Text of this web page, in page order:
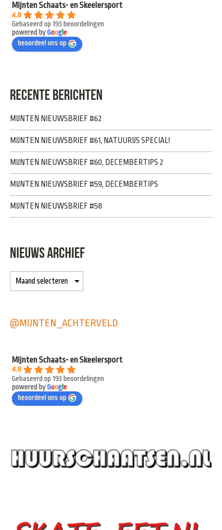
Mijnten Schaats- en Skeelersport
4.8
Gebaseerd op 193 beoordelingen
powered byGoogle
beoordeel ons op
RECENTE BERICHTEN
MIJNTEN NIEUWSBRIEF #62
MIJNTEN NIEUWSBRIEF #61, NATUURIJS SPECIAL!
MIJNTEN NIEUWSBRIEF #60, DECEMBERTIPS 2
MIJNTEN NIEUWSBRIEF #59, DECEMBERTIPS
MIJNTEN NIEUWSBRIEF #58
NIEUWS ARCHIEF
@MIJNTEN_ACHTERVELD
Mijnten Schaats- en Skeelersport
4.8
Gebaseerd op 193 beoordelingen
powered byGooge
beoordeel ons op